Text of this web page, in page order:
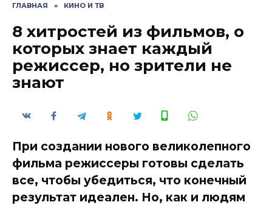
ГЛАВНАЯ » КИНО И ТВ
8 хитростей из фильмов, о
которых знает каждый
режиссер, но зрители не
знают
При создании нового великолепного
фильма режиссеры готовы сделать
все, чтобы убедиться, что конечный
результат идеален. Но, как и людям